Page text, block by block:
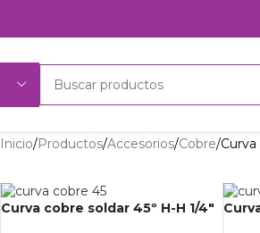
Inicio Productos Accesorios Cobre Curva
Curva cobre soldar 45º H-H 1/4″